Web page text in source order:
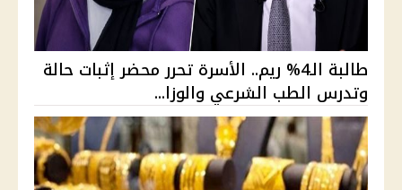
طالبة الـ4% ريم.. الأسرة تحرر محضر إثبات حالة
وتدرس الطب الشرعي والوزا...